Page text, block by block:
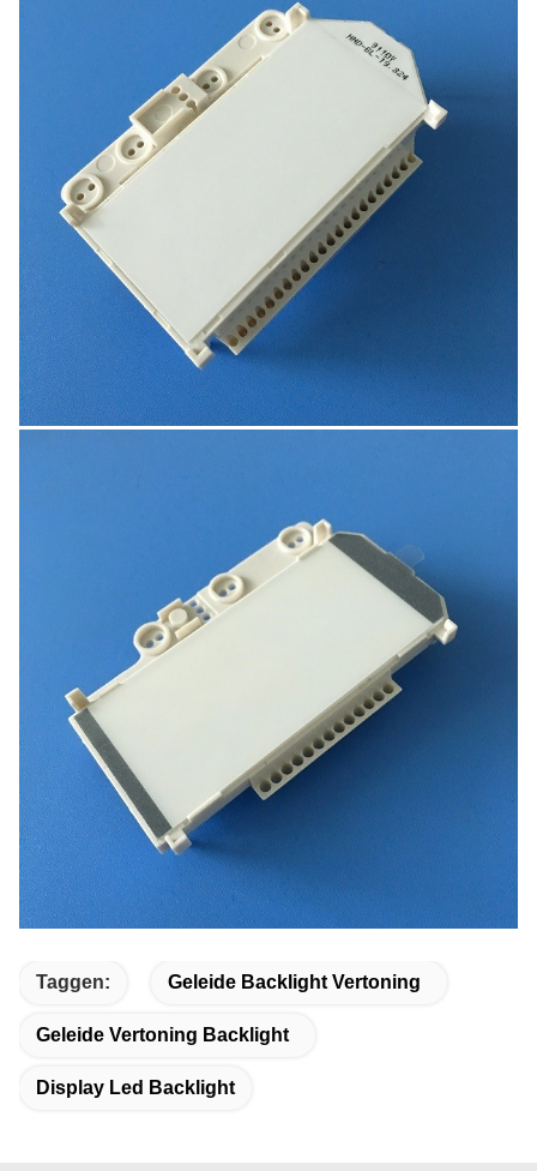
Taggen: Geleide Backlight Vertoning
Geleide Vertoning Backlight
Display Led Backlight